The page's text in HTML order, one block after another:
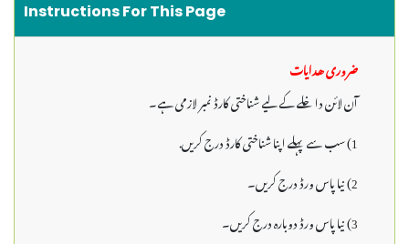
Instructions For This Page
ضروری ھدایات
آن لائن دا خلے کے لیے شناختی کارڈ نمبر لازمی ہے۔
1) سب سے پہلے اپنا شناختی کارڈ درج کریں.
2) نیا پاس ورڈ درج کریں۔
3) نیا پاس ورڈ دوبارہ درج کریں۔